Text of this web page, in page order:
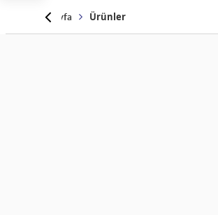
Anasayfa Ürünler